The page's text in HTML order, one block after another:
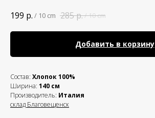
199 р. / 10 cm 285р./10 cm
Добавить в корзину
Состав: Хлопок 100%
Ширина: 140 см
Производитель: Италия
склад Благовещенск